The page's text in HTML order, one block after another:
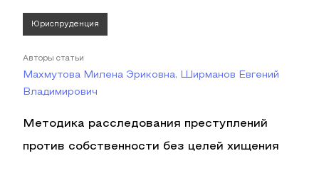
Юриспруденция
Авторы статьи
Махмутова Милена Эриковна, Ширманов Евгений
Владимирович
Методика расследования преступлений
против собственности без целей хищения